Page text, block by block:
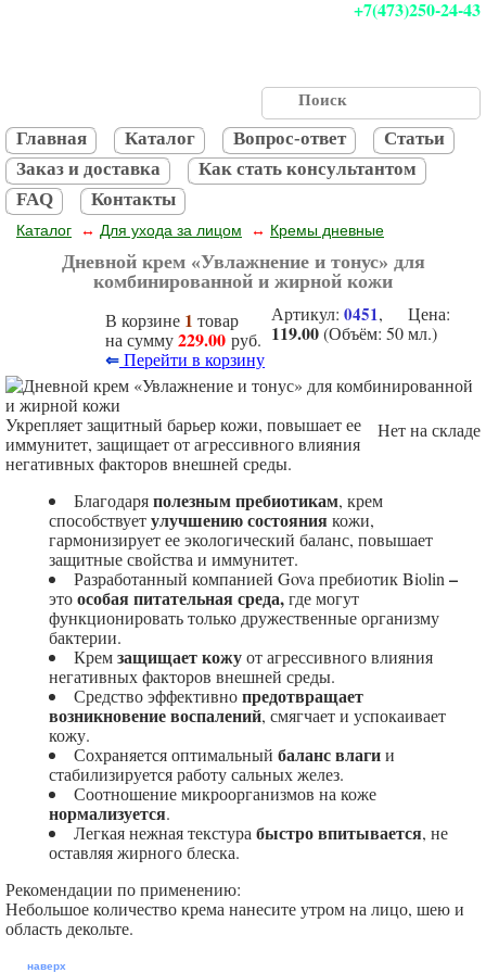
+7(473)250-24-43
Главная Каталог Вопрос-ответ
Статьи
Заказ и доставка
Как стать консультантом
FAQ
Контакты
Каталог ↔ Для ухода за лицом ↔ Кремы дневные
Дневной крем «Увлажнение и тонус» для
комбинированной и жирной кожи
В корзине 1 товар
на сумму229.00 руб.
⇐Перейти в корзину
Артикул: 0451, Цена:
119.00(Объём: 50 мл.)
Нет на складе
Укрепляет защитный барьер кожи, повышает ее
иммунитет, защищает от агрессивного влияния
негативных факторов внешней среды.
Благодаряполезным пребиотикам, крем
способствуетулучшению состояниякожи,
гармонизирует ее экологический баланс, повышает
защитные свойства и иммунитет.
Разработанный компанией Gova пребиотик Biolin –
этоособая питательная среда,где могут
функционировать только дружественные организму
бактерии.
Кремзащищает кожуот агрессивного влияния
негативных факторов внешней среды.
Средство эффективнопредотвращает
возникновение воспалений, смягчает и успокаивает
кожу.
Сохраняется оптимальный баланс влагии
стабилизируется работу сальных желез.
Соотношение микроорганизмов на коже
нормализуется.
Легкая нежная текстура быстро впитывается, не
оставляя жирного блеска.
Рекомендации по применению:
Небольшое количество крема нанесите утром на лицо, шею и
область декольте.
наверх